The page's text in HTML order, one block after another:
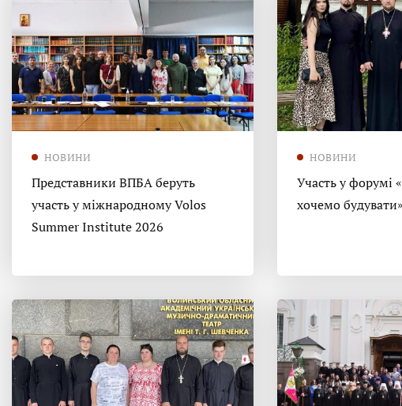
НОВИНИ
Представники ВПБА беруть
участь у міжнародному Volos
Summer Institute 2026
НОВИНИ
Участь у форумі
хочемо будувати»